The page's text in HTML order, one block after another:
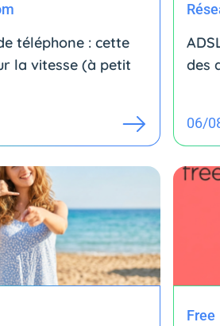
téléphone : cette
la vitesse (à petit
des
06/
Free